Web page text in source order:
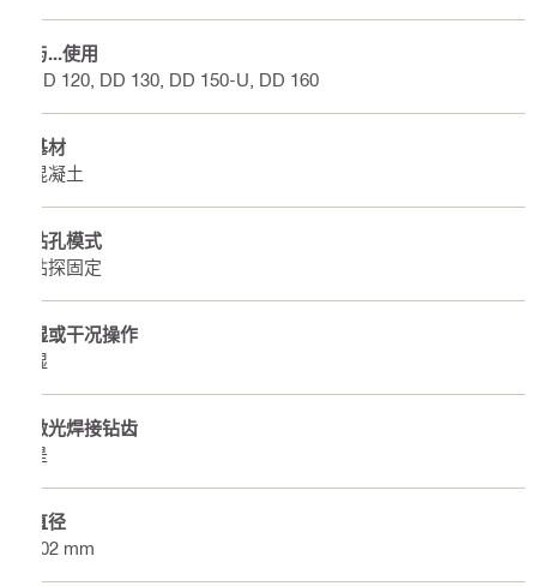
与...使用
DD 120, DD 130, DD 150-U, DD 160
基材
混凝土
钻孔模式
钻探固定
湿或干况操作
湿
激光焊接钻齿
是
直径
102 mm